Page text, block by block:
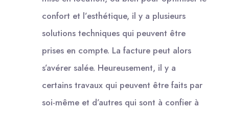
confort et l’esthétique, il y a plusieurs
solutions techniques qui peuvent être
prises en compte. La facture peut alors
s’avérer salée. Heureusement, il y a
certains travaux qui peuvent être faits par
soi-même et d’autres qui sont à confier à